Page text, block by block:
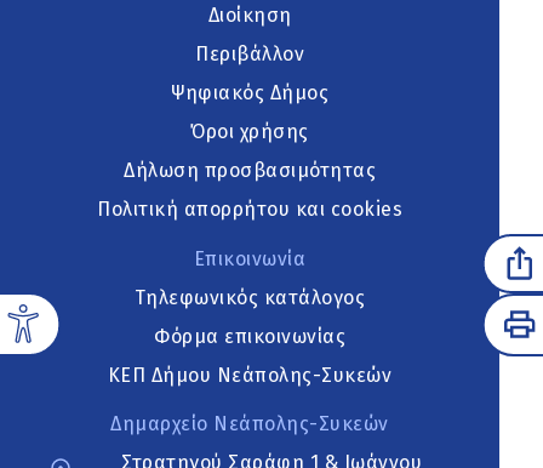
Διοίκηση
Περιβάλλον
Ψηφιακός Δήμος
Όροι χρήσης
Δήλωση προσβασιμότητας
Πολιτική απορρήτου και cookies
Επικοινωνία
Τηλεφωνικός κατάλογος
Φόρμα επικοινωνίας
ΚΕΠ Δήμου Νεάπολης-Συκεών
Δημαρχείο Νεάπολης-Συκεών
Στρατηγού Σαράφη 1 & Ιωάννου